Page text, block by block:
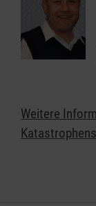
Organisiert
Helferinnen
bereit sind,
engagieren.
Weitere